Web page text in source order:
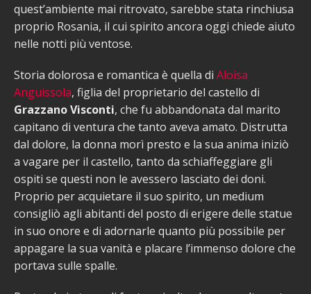
quest’ambiente mai ritrovato, sarebbe stata rinchiusa
proprio Rosania, il cui spirito ancora oggi chiede aiuto
nelle notti più ventose.
Storia dolorosa e romantica è quella di Aloisa
Anguissola, figlia del proprietario del castello di
Grazzano Visconti, che fu abbandonata dal marito
capitano di ventura che tanto aveva amato. Distrutta
dal dolore, la donna morì presto e la sua anima iniziò
a vagare per il castello, tanto da schiaffeggiare gli
ospiti se questi non le avessero lasciato dei doni.
Proprio per acquietare il suo spirito, un medium
consigliò agli abitanti del posto di erigere delle statue
in suo onore e di adornarle quanto più possibile per
appagare la sua vanità e placare l’immenso dolore che
portava sulle spalle.